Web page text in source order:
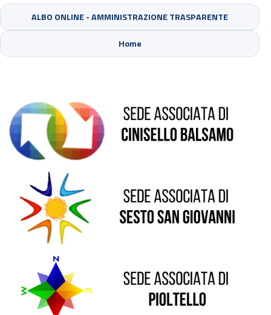
ALBO ONLINE - AMMINISTRAZIONE TRASPARENTE
Home
Sede di Cinisello Balsamo
Sede di Sesto San Giovanni
Sede di Pioltello
Sede di Vaprio D'Adda